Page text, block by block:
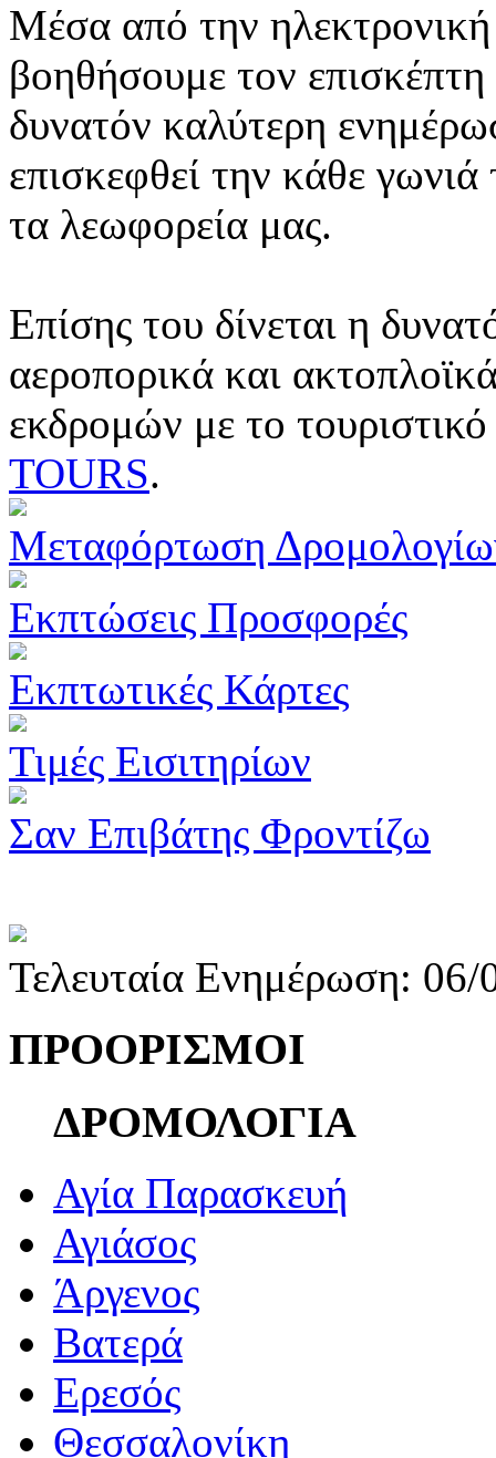
Μέσα από την ηλεκτρονική
βοηθήσουμε τον
δυνατόν καλύτερη
επισκεφθεί την κάθε
τα λεωφορεία μας.
Επίσης του δίνεται η
αεροπορικά και
εκδρομών με το
TOURS.
Μεταφόρτωση
Εκπτώσεις Προσφορές
Εκπτωτικές Κάρτες
Τιμές Εισιτηρίων
Σαν Επιβάτης Φροντίζω
Τελευταία Ενημέρωση:
ΠΡΟΟΡΙΣΜΟΙ
ΔΡΟΜΟΛΟΓΙΑ
Αγία Παρασκευή
Αγιάσος
Άργενος
Βατερά
Ερεσός
Θεσσαλονίκη